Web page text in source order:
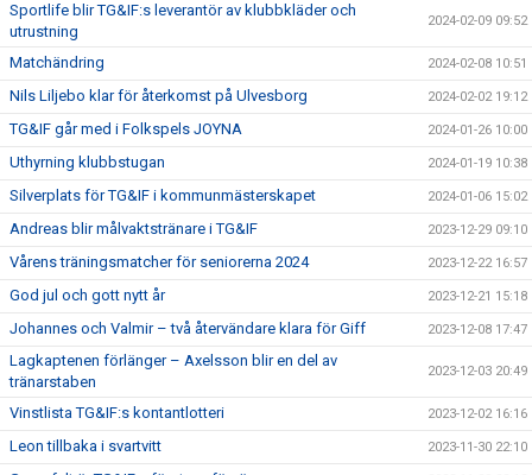
Sportlife blir TG&IF:s leverantör av klubbkläder och
utrustning
2024-02-09 09:52
Matchändring 2024-02-08 10:51
Nils Liljebo klar för återkomst på Ulvesborg 2024-02-02 19:12
TG&IF går med i Folkspels JOYNA 2024-01-26 10:00
Uthyrning klubbstugan 2024-01-19 10:38
Silverplats för TG&IF i kommunmästerskapet 2024-01-06 15:02
Andreas blir målvaktstränare i TG&IF 2023-12-29 09:10
Vårens träningsmatcher för seniorerna 2024 2023-12-22 16:57
God jul och gott nytt år 2023-12-21 15:18
Johannes och Valmir – två återvändare klara för Giff 2023-12-08 17:47
Lagkaptenen förlänger – Axelsson blir en del av
tränarstaben
2023-12-03 20:49
Vinstlista TG&IF:s kontantlotteri 2023-12-02 16:16
Leon tillbaka i svartvitt 2023-11-30 22:10